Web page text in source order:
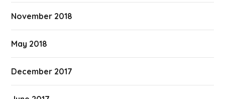
November 2018
May 2018
December 2017